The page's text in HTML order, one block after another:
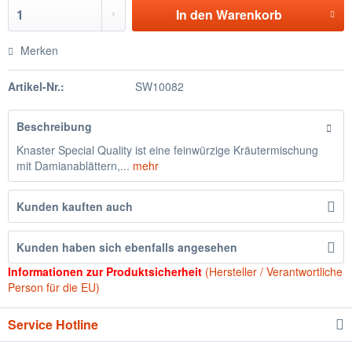
In den Warenkorb
Merken
Artikel-Nr.: SW10082
Beschreibung
Knaster Special Quality ist eine feinwürzige Kräutermischung
mit Damianablättern,... mehr
Kunden kauften auch
Kunden haben sich ebenfalls angesehen
Informationen zur Produktsicherheit (Hersteller / Verantwortliche
Person für die EU)
Service Hotline